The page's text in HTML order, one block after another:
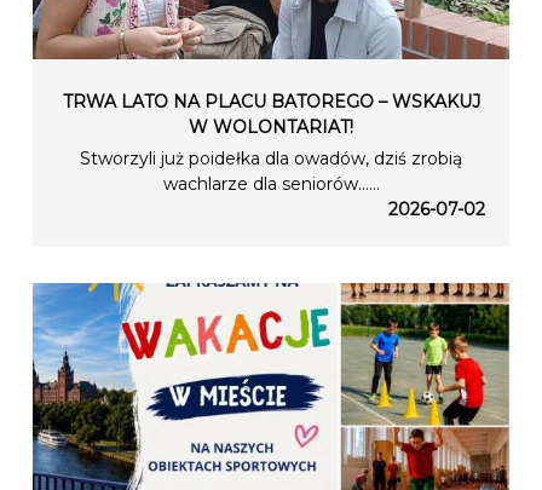
TRWA LATO NA PLACU BATOREGO – WSKAKUJ
W WOLONTARIAT!
Stworzyli już poidełka dla owadów, dziś zrobią
wachlarze dla seniorów…...
2026-07-02